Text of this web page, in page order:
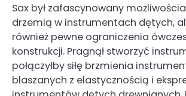
Sax był zafascynowany
drzemią w instrumentach dętych,
również pewne ograniczenia
konstrukcji. Pragnął stworzyć
połączyłby siłę brzmienia
blaszanych z elastycznością i